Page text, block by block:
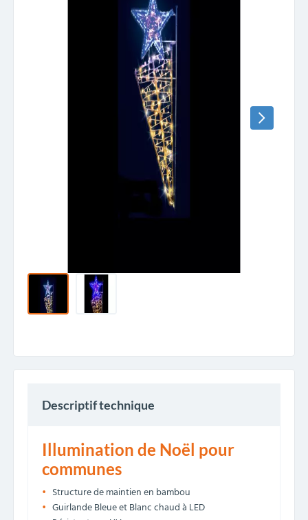
Descriptif technique
Illumination de Noël pour
communes
Structure de maintien en bambou
Guirlande Bleue et Blanc chaud à LED